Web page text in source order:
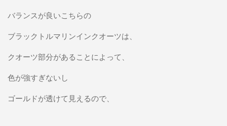
バランスが良いこちらの
ブラックトルマリンインクオーツは、
クオーツ部分があることによって、
色が強すぎないし
ゴールドが透けて見えるので、